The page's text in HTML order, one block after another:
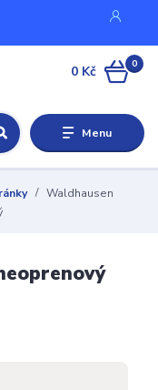
Menu
0
0 Kč
Waldhausen